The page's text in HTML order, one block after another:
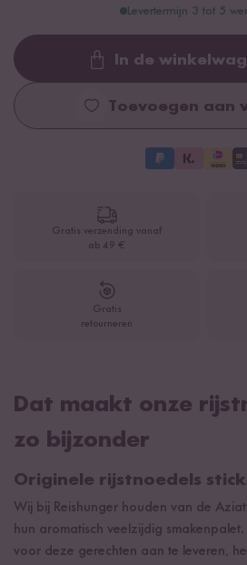
Levertermijn 3 tot 5
In de
Toevoegen aan
Gratis verzending vanaf
ab 49 €
Gratis
retourneren
Dat maakt onze
zo bijzonder
Originele rijstnoedels
Wij bij Reishunger houden van de
hun aromatisch veelzijdig
voor deze gerechten aan te leveren,